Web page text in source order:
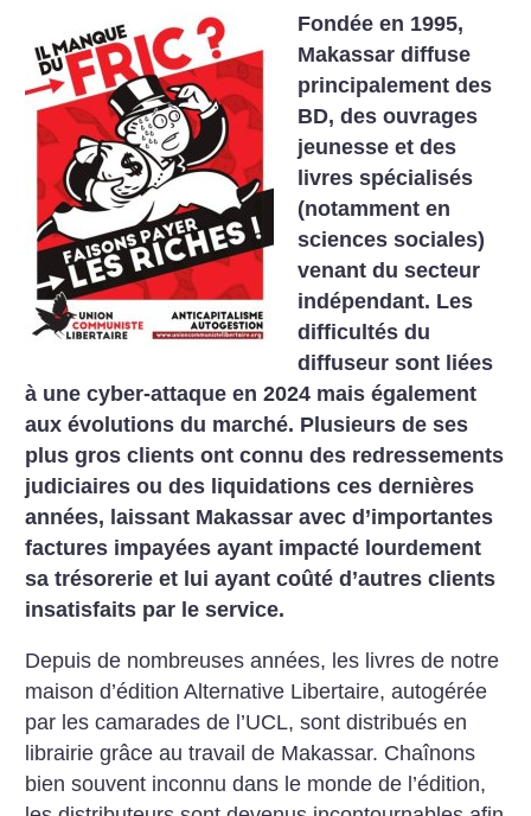
Fondée en 1995,
Makassar diffuse
principalement des
BD, des ouvrages
jeunesse et des
livres spécialisés
(notamment en
sciences sociales)
venant du secteur
indépendant. Les
difficultés du
diffuseur sont liées
à une cyber-attaque en 2024 mais également
aux évolutions du marché. Plusieurs de ses
plus gros clients ont connu des redressements
judiciaires ou des liquidations ces dernières
années, laissant Makassar avec d’importantes
factures impayées ayant impacté lourdement
sa trésorerie et lui ayant coûté d’autres clients
insatisfaits par le service.
Depuis de nombreuses années, les livres de notre
maison d’édition Alternative Libertaire, autogérée
par les camarades de l’UCL, sont distribués en
librairie grâce au travail de Makassar. Chaînons
bien souvent inconnu dans le monde de l’édition,